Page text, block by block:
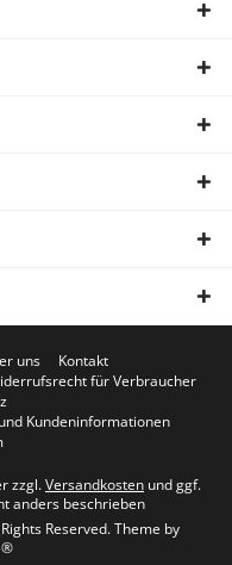
uns
Kontakt
für Verbraucher
Kundeninformationen
zzgl.Versandkosten und ggf.
anders beschrieben
Reserved. Theme by